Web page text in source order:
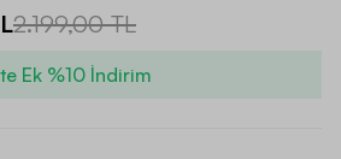
2.199,00 TL
Ek %10 İndirim